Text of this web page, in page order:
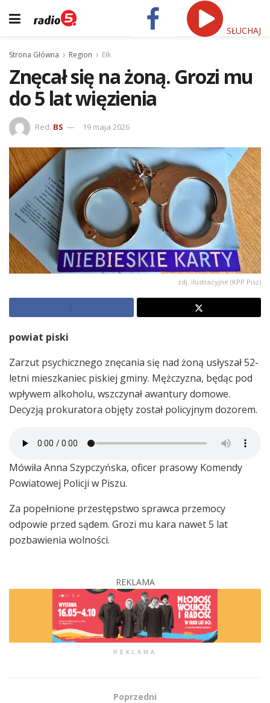
SŁUCHAJ
Strona Główna Region Ełk
Znęcał się na żoną. Grozi mu
do 5 lat więzienia
Red. BS 19 maja 2026
zdj. ilustracyjne (KPP Pisz)
powiat piski
Zarzut psychicznego znęcania się nad żoną usłyszał 52-
letni mieszkaniec piskiej gminy. Mężczyzna, będąc pod
wpływem alkoholu, wszczynał awantury domowe.
Decyzją prokuratora objęty został policyjnym dozorem.
Mówiła Anna Szypczyńska, oficer prasowy Komendy
Powiatowej Policji w Piszu.
Za popełnione przestępstwo sprawca przemocy
odpowie przed sądem. Grozi mu kara nawet 5 lat
pozbawienia wolności.
REKLAMA
REKLAMA
Poprzedni